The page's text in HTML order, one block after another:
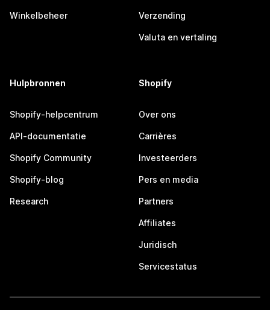
Winkelbeheer Verzending
Valuta en vertaling
Hulpbronnen
Shopify-helpcentrum
API-documentatie
Shopify Community
Shopify-blog
Research
Shopify
Over ons
Carrières
Investeerders
Pers en media
Partners
Affiliates
Juridisch
Servicestatus